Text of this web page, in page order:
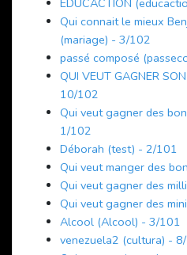
EDUCACTION
Qui connait le mieux
(mariage) - 3/102
passé composé
QUI VEUT GAGNER
10/102
Qui veut gagner des
1/102
Déborah (test) - 2/101
Qui veut manger des
Qui veut gagner des
Qui veut gagner des
Alcool (Alcool) - 3/101
venezuela2 (cultura) -